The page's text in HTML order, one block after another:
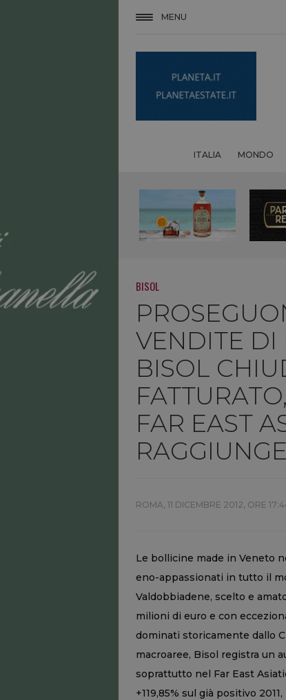
MENU
ITALIA MONDO
BISOL
VENDITE DI
BISOL
FAR EAST
ROMA, 11 DICEMBRE 2012, ORE
Le bollicine made in Veneto
eno-appassionati in tutto il
Valdobbiadene, scelto e
milioni di euro e con
dominati storicamente dallo
macroaree, Bisol registra un
soprattutto nel Far East
+119,85% sul già positivo